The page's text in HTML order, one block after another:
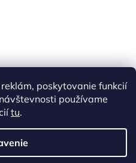
poskytovanie funkcií
používame
tu.